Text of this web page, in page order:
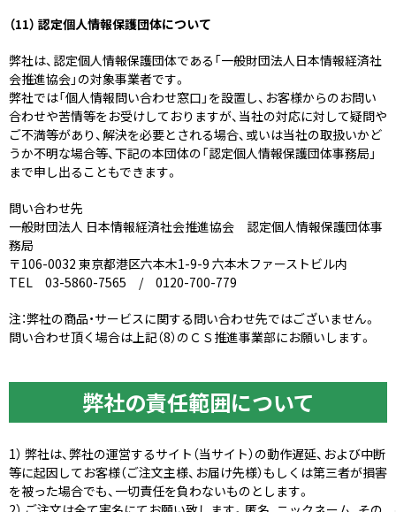
（11） 認定個人情報保護団体について
弊社は、認定個人情報保護団体である「一般財団法人日本情報経済社
会推進協会」の対象事業者です。
弊社では「個人情報問い合わせ窓口」を設置し、お客様からのお問い
合わせや苦情等をお受けしておりますが、当社の対応に対して疑問や
ご不満等があり、解決を必要とされる場合、或いは当社の取扱いかど
うか不明な場合等、下記の本団体の「認定個人情報保護団体事務局」
まで申し出ることもできます。
問い合わせ先
一般財団法人 日本情報経済社会推進協会 認定個人情報保護団体事
務局
〒106-0032 東京都港区六本木1-9-9 六本木ファーストビル内
TEL 03-5860-7565 / 0120-700-779
注：弊社の商品・サービスに関する問い合わせ先ではございません。
問い合わせ頂く場合は上記（8）のＣＳ推進事業部にお願いします。
弊社の責任範囲について
1） 弊社は、弊社の運営するサイト（当サイト）の動作遅延、および中断
等に起因してお客様（ご注文主様、お届け先様）もしくは第三者が損害
を被った場合でも、一切責任を負わないものとします。
ページの先頭